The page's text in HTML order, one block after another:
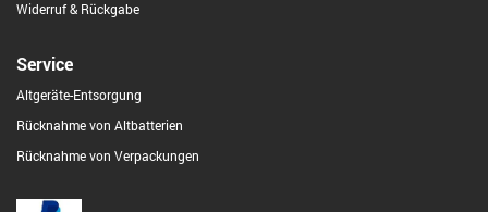
Widerruf & Rückgabe
Service
Altgeräte-Entsorgung
Rücknahme von Altbatterien
Rücknahme von Verpackungen